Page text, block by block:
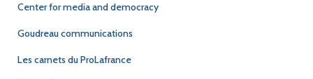
Center for media and democracy
Goudreau communications
Les carnets du ProLafrance